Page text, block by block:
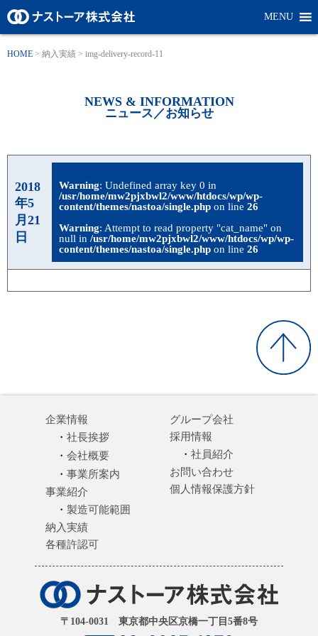
MENU
HOME > 納入実績 > img-delivery-record-11
NEWS & INFORMATION
ニュース／お知らせ
2018
年5
月21
日
Warning: Undefined array key 0 in
/usr/home/mw2pjxbwl2/www/htdocs/wp/wp-
content/themes/nastoa/single.php on line26
Warning: Attempt to read property "cat_name" on
null in/usr/home/mw2pjxbwl2/www/htdocs/wp/wp-
content/themes/nastoa/single.php on line26
〒104-0031 東京都中央区京橋一丁目5番8号
企業情報
社長挨拶
会社概要
事業所案内
事業紹介
製造可能範囲
納入実績
各種許認可
グループ会社
採用情報
社員紹介
お問い合わせ
個人情報保護方針